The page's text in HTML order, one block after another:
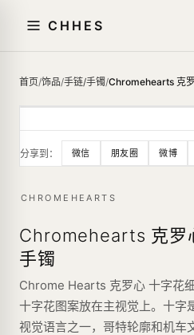
CHHES
首页/饰品/手链/手镯/Chromehearts 克
分享到： 微信 朋友圈 微博
CHROMEHEARTS
Chromehearts 克罗
手镯
Chrome Hearts 克罗心 十字花
十字花图案放在主视觉上。十
视觉语言之一，哥特轮廓和机车